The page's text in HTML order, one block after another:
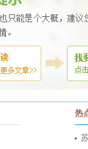
热